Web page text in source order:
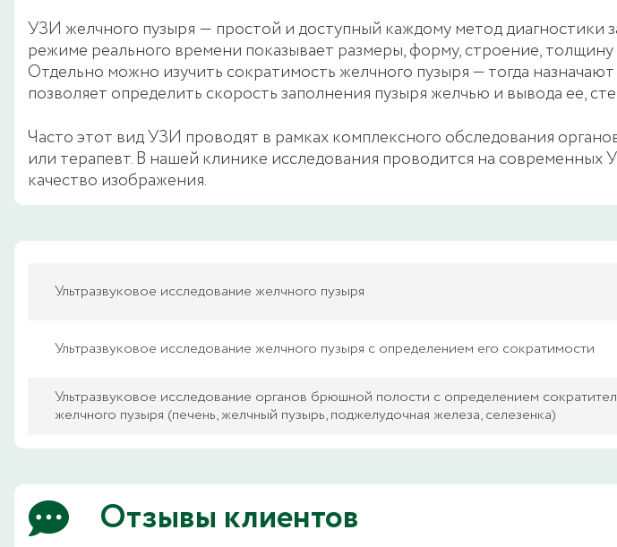
УЗИ желчного пузыря ― простой и доступный каждому метод диагностики
режиме реального времени показывает размеры, форму, строение,
Отдельно можно изучить сократимость желчного пузыря — тогда
позволяет определить скорость заполнения пузыря желчью и вывода ее,
Часто этот вид УЗИ проводят в рамках комплексного обследования
или терапевт. В нашей клинике исследования проводится на
качество изображения.
Ультразвуковое исследование желчного пузыря
Ультразвуковое исследование желчного пузыря с определением его сократимости
Ультразвуковое исследование органов брюшной полости с определением
желчного пузыря (печень, желчный пузырь, поджелудочная железа, селезенка)
Отзывы клиентов